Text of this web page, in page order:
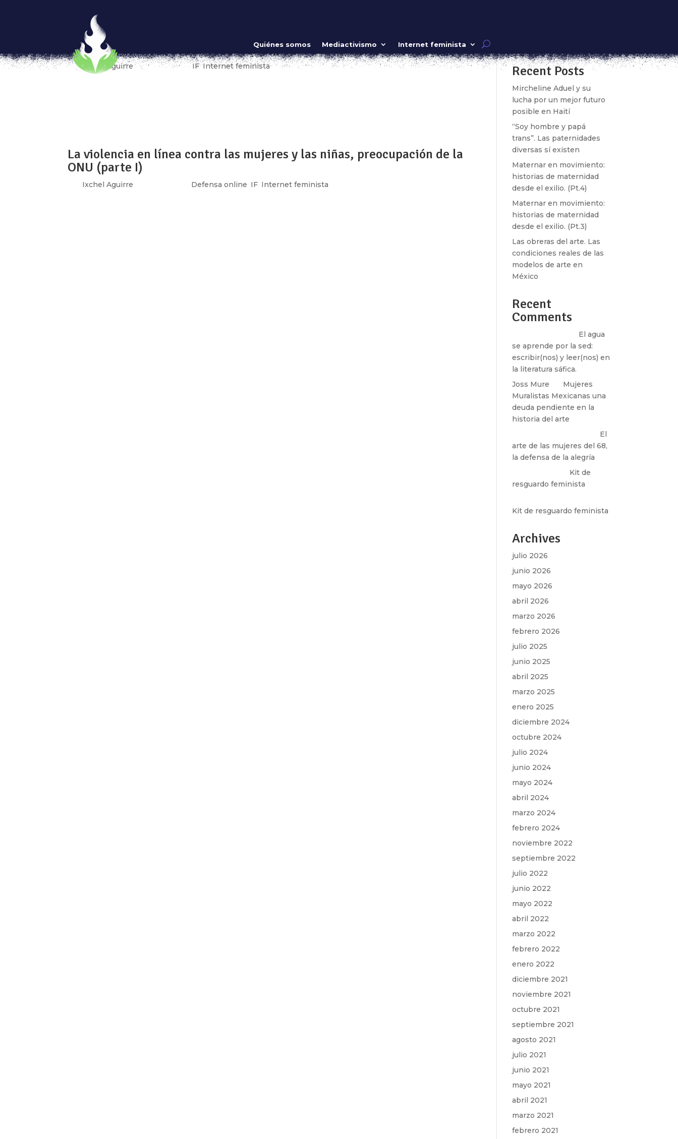
Quiénes somos Mediactivismo Internet feminista
LA VIOLENCIA EN LÍNEA CONTRA LAS MUJERES Y LAS NIÑAS,
PREOCUPACIÓN DE LA ONU (Parte II)
porIxchel Aguirre |Nov 27, 2018 |IF,Internet feminista
La violencia en línea contra las mujeres y las niñas, preocupación de la
ONU (parte I)
Ixchel Aguirre Defensa online IF Internet feminista
Recent Posts
Mircheline Aduel y su
lucha por un mejor futuro
posible en Haití
“Soy hombre y papá
trans”. Las paternidades
diversas sí existen
Maternar en movimiento:
historias de maternidad
desde el exilio. (Pt.4)
Maternar en movimiento:
historias de maternidad
desde el exilio. (Pt.3)
Las obreras del arte. Las
condiciones reales de las
modelos de arte en
México
Recent
Comments
El agua
se aprende por la sed:
escribir(nos) y leer(nos) en
la literatura sáfica.
Joss Mure
Mujeres
Muralistas Mexicanas una
deuda pendiente en la
historia del arte
El
arte de las mujeres del 68,
la defensa de la alegría
Kit de
resguardo feminista
Kit de resguardo feminista
Archives
julio 2026
junio 2026
mayo 2026
abril 2026
marzo 2026
febrero 2026
julio 2025
junio 2025
abril 2025
marzo 2025
enero 2025
diciembre 2024
octubre 2024
julio 2024
junio 2024
mayo 2024
abril 2024
marzo 2024
febrero 2024
noviembre 2022
septiembre 2022
julio 2022
junio 2022
mayo 2022
abril 2022
marzo 2022
febrero 2022
enero 2022
diciembre 2021
noviembre 2021
octubre 2021
septiembre 2021
agosto 2021
julio 2021
junio 2021
mayo 2021
abril 2021
marzo 2021
febrero 2021